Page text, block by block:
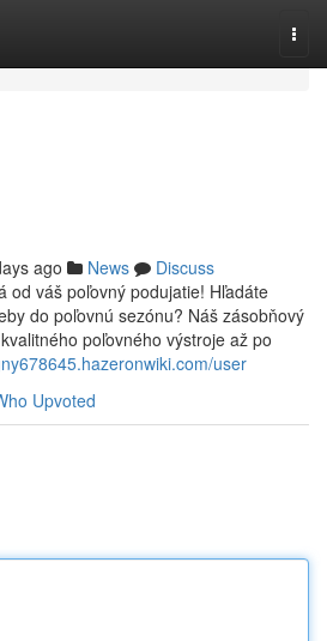
ago News
Discuss
od váš poľovný podujatie! Hľadáte
do poľovnú sezónu? Náš zásobňový
poľovného výstroje až po
user
Upvoted